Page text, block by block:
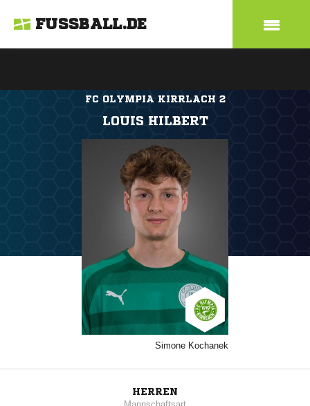
FUSSBALL.DE
FC OLYMPIA KIRRLACH 2
LOUIS HILBERT
Simone Kochanek
HERREN